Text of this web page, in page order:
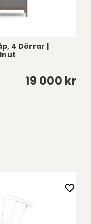
4 Dörrar |
19 000 kr